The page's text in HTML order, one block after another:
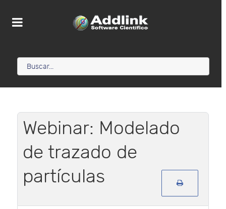
Webinar: Modelado
de trazado de
partículas